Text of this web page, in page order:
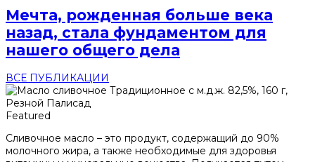
Мечта, рожденная больше века
назад, стала фундаментом для
нашего общего дела
ВСЕ ПУБЛИКАЦИИ
Featured
Сливочное масло – это продукт, содержащий до 90%
молочного жира, а также необходимые для здоровья